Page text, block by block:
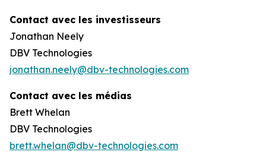
Contact avec les investisseurs
Jonathan Neely
DBV Technologies
jonathan.neely@dbv-technologies.com
Contact avec les médias
Brett Whelan
DBV Technologies
brett.whelan@dbv-technologies.com